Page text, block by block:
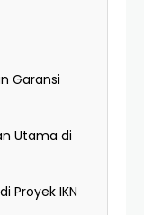
Garansi
Utama di
Proyek IKN